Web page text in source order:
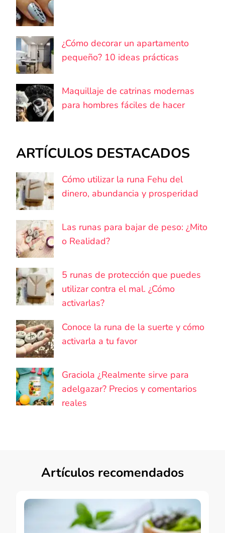
¿Cómo decorar un apartamento
pequeño? 10 ideas prácticas
Maquillaje de catrinas modernas
para hombres fáciles de hacer
ARTÍCULOS DESTACADOS
Cómo utilizar la runa Fehu del
dinero, abundancia y prosperidad
Las runas para bajar de peso: ¿Mito
o Realidad?
5 runas de protección que puedes
utilizar contra el mal. ¿Cómo
activarlas?
Conoce la runa de la suerte y cómo
activarla a tu favor
Graciola ¿Realmente sirve para
adelgazar? Precios y comentarios
reales
Artículos recomendados